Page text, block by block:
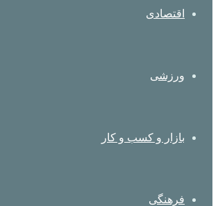
اقتصادی
ورزشی
بازار و کسب و کار
فرهنگی